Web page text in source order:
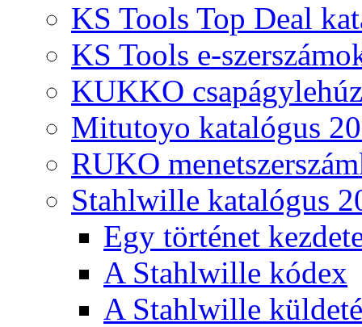
KS Tools Top Deal
KS Tools e-
KUKKO
Mitutoyo katalógus
RUKO
Stahlwille katalógus
Egy történet
A Stahlwille kódex
A Stahlwille